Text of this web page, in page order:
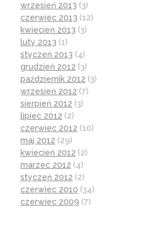
wrzesień 2013 (3)
czerwiec 2013 (12)
kwiecień 2013 (3)
luty 2013 (1)
styczeń 2013 (4)
grudzień 2012 (3)
październik 2012 (3)
wrzesień 2012 (7)
sierpień 2012 (3)
lipiec 2012 (2)
czerwiec 2012 (10)
maj 2012 (29)
kwiecień 2012 (2)
marzec 2012 (4)
styczeń 2012 (2)
czerwiec 2010 (34)
czerwiec 2009 (7)